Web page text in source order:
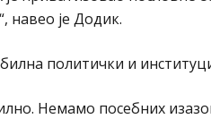
навео је Додик.
политички и
Немамо посебних